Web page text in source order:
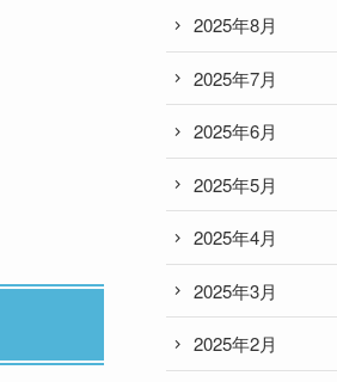
2025年8月
2025年7月
2025年6月
2025年5月
2025年4月
2025年3月
2025年2月